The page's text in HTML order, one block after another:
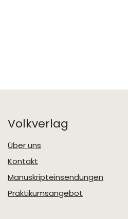
Volkverlag
Über uns
Kontakt
Manuskripteinsendungen
Praktikumsangebot